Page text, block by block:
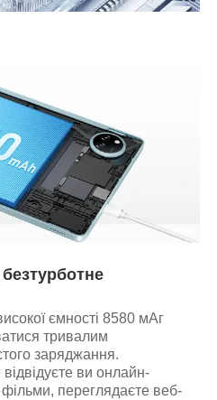
ємності 8580 мАг
тривалим
заряджання.
ви онлайн-
переглядаєте веб-